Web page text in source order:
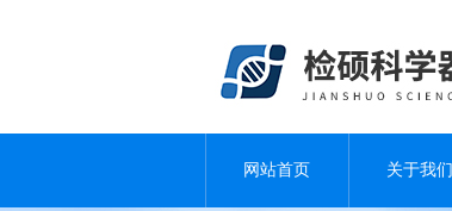
网站首页 关于我们